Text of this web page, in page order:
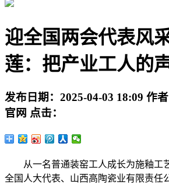
迎全国两会代表风
莲：把产业工人的
发布日期： 2025-04-03 18:09 作者
官网 点击：
从一名普通装窑工人成长为施釉工艺
全国人大代表、山西高陶瓷业有限责任